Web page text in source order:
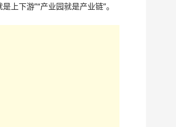
上下游”“产业园就是产业链”。